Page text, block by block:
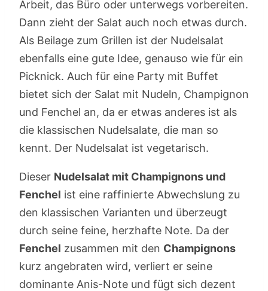
Arbeit, das Büro oder unterwegs vorbereiten.
Dann zieht der Salat auch noch etwas durch.
Als Beilage zum Grillen ist der Nudelsalat
ebenfalls eine gute Idee, genauso wie für ein
Picknick. Auch für eine Party mit Buffet
bietet sich der Salat mit Nudeln, Champignon
und Fenchel an, da er etwas anderes ist als
die klassischen Nudelsalate, die man so
kennt. Der Nudelsalat ist vegetarisch.
Dieser Nudelsalat mit Champignons und
Fenchel ist eine raffinierte Abwechslung zu
den klassischen Varianten und überzeugt
durch seine feine, herzhafte Note. Da der
Fenchel zusammen mit den Champignons
kurz angebraten wird, verliert er seine
dominante Anis-Note und fügt sich dezent